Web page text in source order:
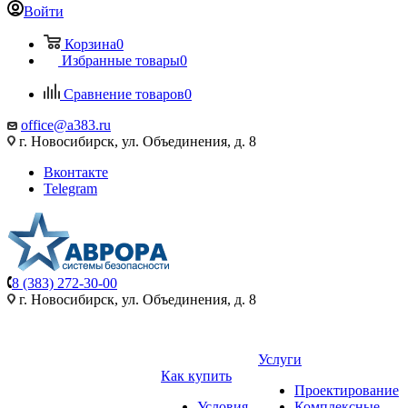
Войти
Корзина0
Избранные товары0
Сравнение товаров0
office@a383.ru
г. Новосибирск, ул. Объединения, д. 8
Вконтакте
Telegram
8 (383) 272-30-00
г. Новосибирск, ул. Объединения, д. 8
Как купить
Услуги
Проектирование